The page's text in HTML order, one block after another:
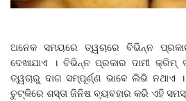
ଅନେକ ସମୟରେ ତ୍ୱଚାରେ ବିଭିନ୍ନ
ଦେଖାଯାଏ । ବିଭିନ୍ନ ପ୍ରକାର ଦାମୀ
ତ୍ୱଚାରୁ ଦାଗ ସମ୍ପୂର୍ଣ୍ଣ ଭାବେ ଲିଭି ନଥାଏ
ଚୁଟ୍‌କିରେ ଶସ୍ତା ଜିନିଷ ବ୍ୟବହାର କରି ଏହି